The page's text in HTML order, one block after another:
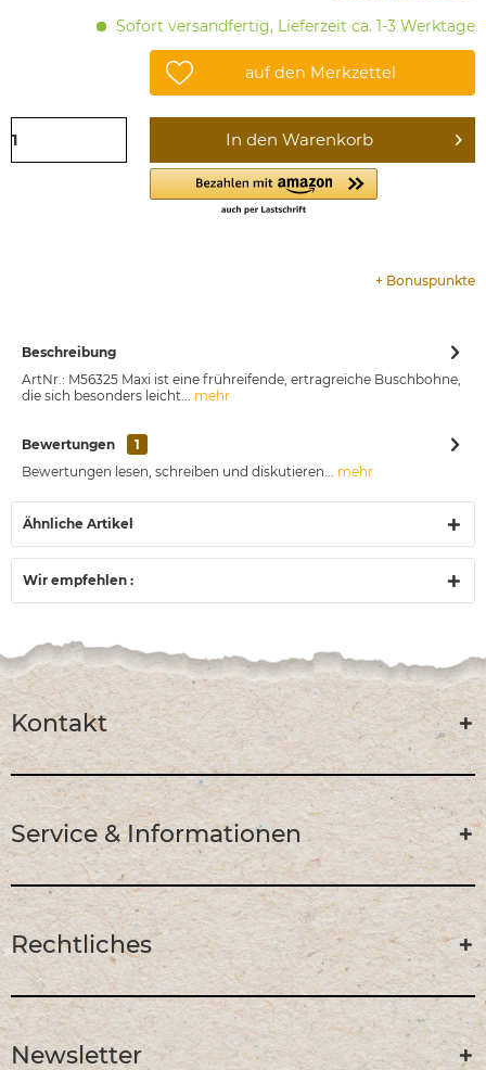
Sofort versandfertig, Lieferzeit ca. 1-3 Werktage
auf den Merkzettel
In den Warenkorb
+ Bonuspunkte
Beschreibung
ArtNr.: M56325 Maxi ist eine frühreifende, ertragreiche Buschbohne,
die sich besonders leicht... mehr
Bewertungen
1
Bewertungen lesen, schreiben und diskutieren... mehr
Ähnliche Artikel
Wir empfehlen :
Kontakt
Service & Informationen
Rechtliches
Newsletter